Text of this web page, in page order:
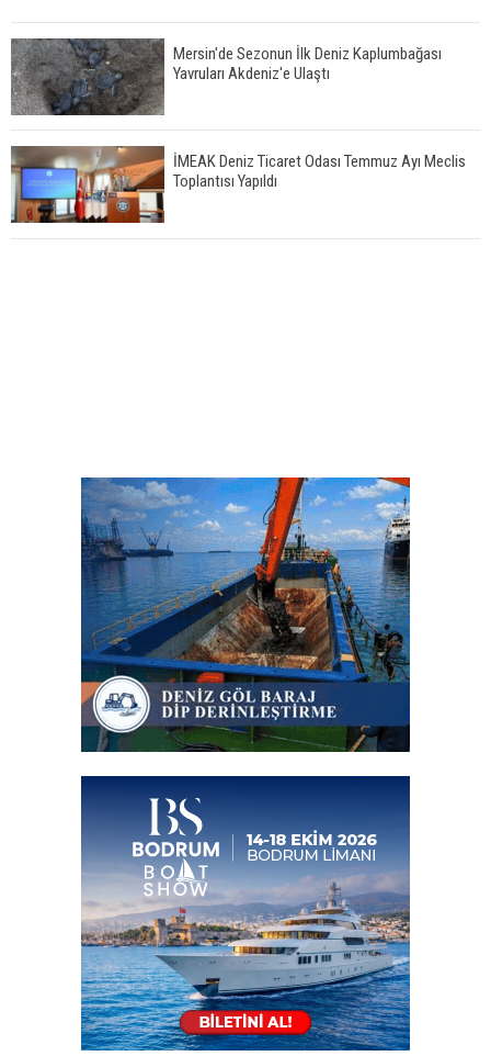
Mersin'de Sezonun İlk Deniz Kaplumbağası
Yavruları Akdeniz'e Ulaştı
İMEAK Deniz Ticaret Odası Temmuz Ayı Meclis
Toplantısı Yapıldı